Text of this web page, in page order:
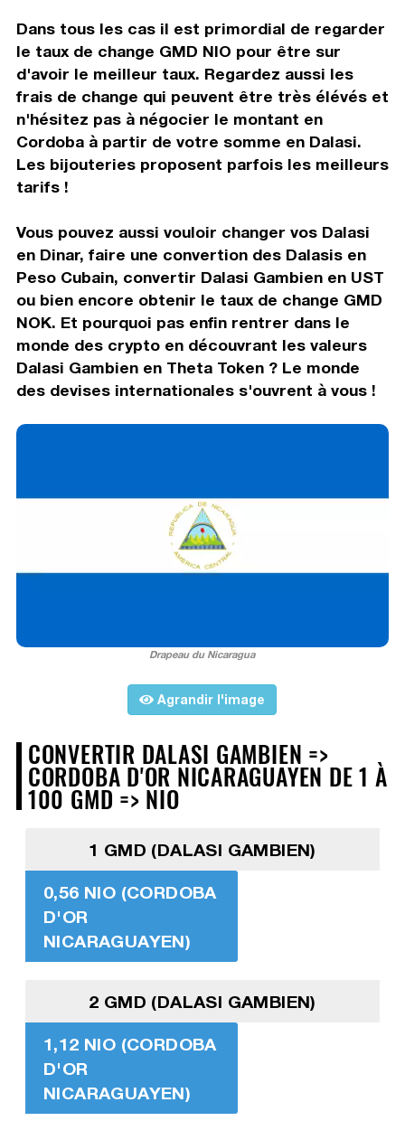
Dans tous les cas il est primordial de regarder
le taux de change GMD NIO pour être sur
d'avoir le meilleur taux. Regardez aussi les
frais de change qui peuvent être très élévés et
n'hésitez pas à négocier le montant en
Cordoba à partir de votre somme en Dalasi.
Les bijouteries proposent parfois les meilleurs
tarifs !
Vous pouvez aussi vouloir changer vos Dalasi
en Dinar, faire une convertion des Dalasis en
Peso Cubain, convertir Dalasi Gambien en UST
ou bien encore obtenir le taux de change GMD
NOK. Et pourquoi pas enfin rentrer dans le
monde des crypto en découvrant les valeurs
Dalasi Gambien en Theta Token ? Le monde
des devises internationales s'ouvrent à vous !
Drapeau du Nicaragua
Agrandir l'image
CONVERTIR DALASI GAMBIEN =>
CORDOBA D'OR NICARAGUAYEN DE 1 À
100 GMD => NIO
1 GMD (DALASI GAMBIEN)
0,56 NIO (CORDOBA
D'OR
NICARAGUAYEN)
2 GMD (DALASI GAMBIEN)
1,12 NIO (CORDOBA
D'OR
NICARAGUAYEN)